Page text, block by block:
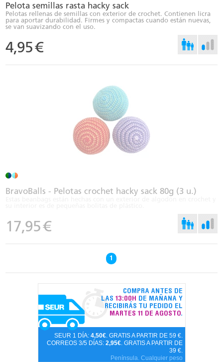
Pelota semillas rasta hacky sack
Pelotas rellenas de semillas con exterior de crochet. Contienen licra
para aportar durabilidad. Firmes y compactas cuando están nuevas,
se van suavizando con el uso.
4,95€
BravoBalls - Pelotas crochet hacky sack 80g (3 u.)
17,95€
1
COMPRA ANTES DE
LAS13:00H DE MAÑANA Y
RECIBIRÁS TU PEDIDO EL
MARTES 11 DE AGOSTO.
SEUR 1 DÍA: 4,50€. GRATIS A PARTIR DE 59 €.
CORREOS 3/5 DÍAS: 2,95€. GRATIS A PARTIR DE
39 €.
Península. Cualquier peso